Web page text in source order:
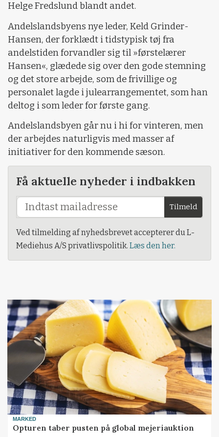
Helge Fredslund blandt andet.
Andelslandsbyens nye leder, Keld Grinder-
Hansen, der forklædt i tidstypisk tøj fra
andelstiden forvandler sig til »førstelærer
Hansen«, glædede sig over den gode stemning
og det store arbejde, som de frivillige og
personalet lagde i julearrangementet, som han
deltog i som leder for første gang.
Andelslandsbyen går nu i hi for vinteren, men
der arbejdes naturligvis med masser af
initiativer for den kommende sæson.
Få aktuelle nyheder i indbakken
Tilmeld
Ved tilmelding af nyhedsbrevet accepterer du L-
Mediehus A/S privatlivspolitik. Læs den her.
MARKED
Opturen taber pusten på global mejeriauktion